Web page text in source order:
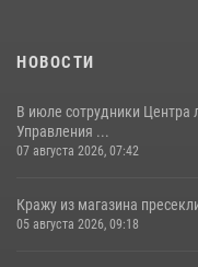
НОВОСТИ
В июле сотрудники Центра
Управления ...
07 августа 2026, 07:42
Кражу из магазина
05 августа 2026, 09:18